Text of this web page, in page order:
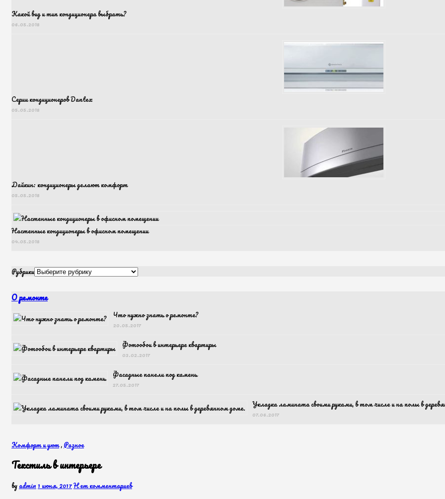
Какой вид и тип кондиционера выбрать?
06.05.2018
Серии кондиционеров Dantex
05.05.2018
Дайкин: кондиционеры делают комфорт
05.05.2018
Настенные кондиционеры в офисном помещении
04.05.2018
Рубрики
О ремонте
Что нужно знать о ремонте?
20.05.2017
Фотообои в интерьере квартиры
03.02.2017
Фасадные панели под камень
27.05.2017
Укладка ламината своими руками, в том числе и на полы в
07.06.2017
Комфорт и уют,Разное
Текстиль в интерьере
byadmin1 июня, 2017Нет комментариев